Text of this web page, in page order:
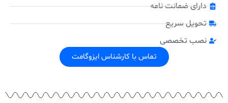
دارای ضمانت نامه
تحویل سریع
نصب تخصصی
تماس با کارشناس ایزوگامت